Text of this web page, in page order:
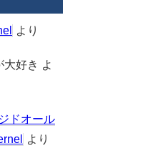
より
大好き よ
ドオール
より